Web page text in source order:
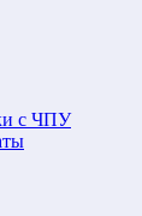
с ЧПУ